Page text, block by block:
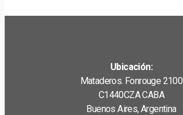
Ubicación:
Mataderos. Fonrouge 2100
C1440CZA CABA
Buenos Aires, Argentina